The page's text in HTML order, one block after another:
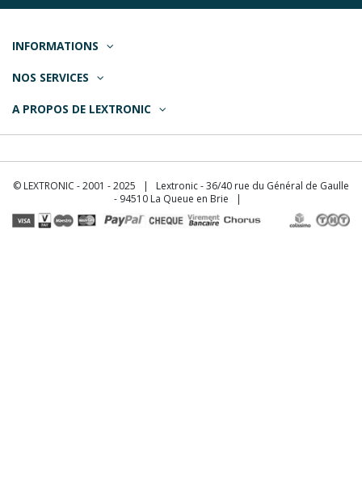
INFORMATIONS
NOS SERVICES
A PROPOS DE LEXTRONIC
© LEXTRONIC - 2001 - 2025 | Lextronic - 36/40 rue du Général de Gaulle
- 94510 La Queue en Brie |